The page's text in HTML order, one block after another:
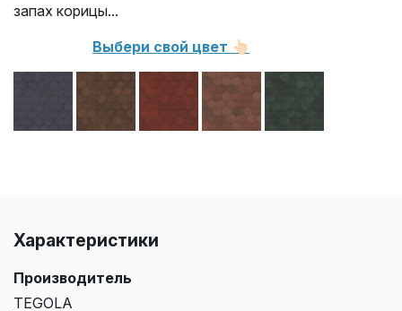
запах корицы...
Выбери свой цвет 👆🏻
Характеристики
Производитель
TEGOLA